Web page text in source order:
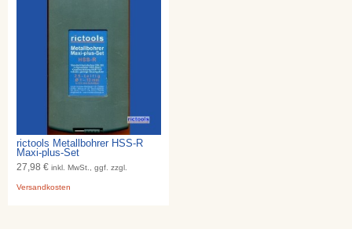
rictools Metallbohrer HSS-R
Maxi-plus-Set
27,98 € inkl. MwSt., ggf. zzgl.
Versandkosten